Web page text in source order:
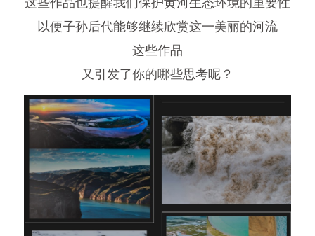
这些作品也提醒我们保护黄河生态环境的重要性
以便子孙后代能够继续欣赏这一美丽的河流
这些作品
又引发了你的哪些思考呢？